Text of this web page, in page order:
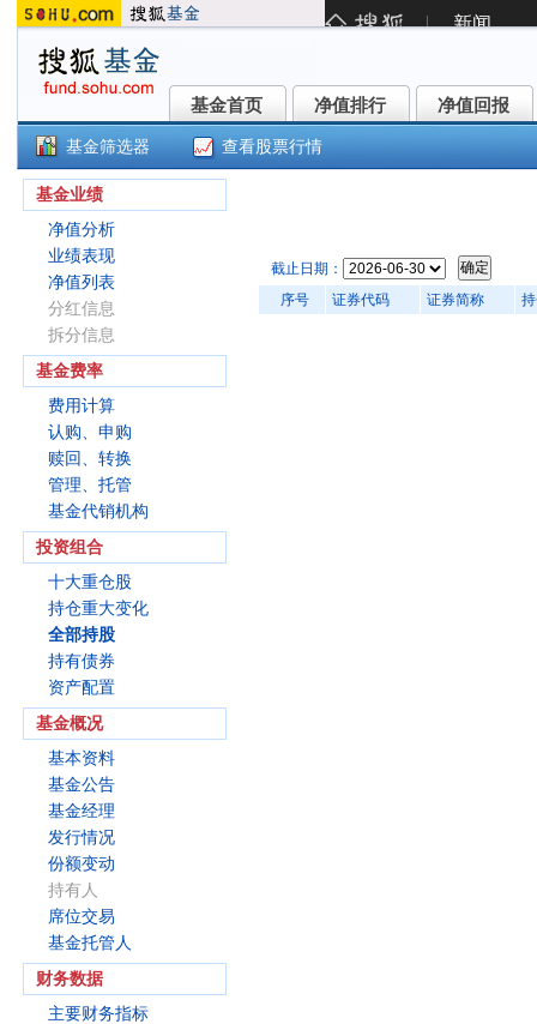
基金首页
基金首页 净值排行
净值排行 净值回报
净值回报
基金筛选器 查看股票行情
基金业绩
净值分析
业绩表现
净值列表
分红信息
拆分信息
基金费率
费用计算
认购、申购
赎回、转换
管理、托管
基金代销机构
投资组合
十大重仓股
持仓重大变化
全部持股
持有债券
资产配置
基金概况
基本资料
基金公告
基金经理
发行情况
份额变动
持有人
席位交易
基金托管人
财务数据
主要财务指标
截止日期：
序号
证券代码 证券简称